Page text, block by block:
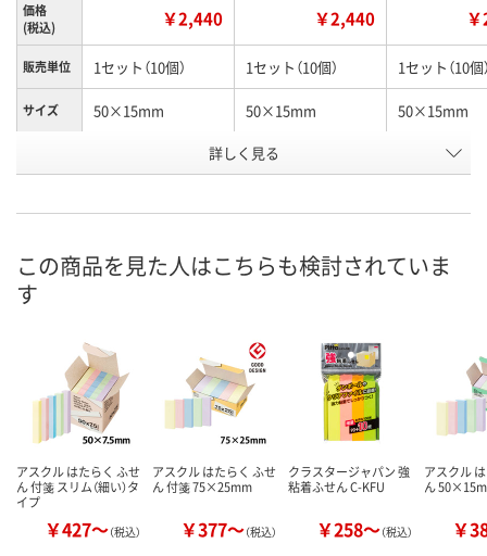
価格
(税込)
￥2,440 ￥2,440
販売単位 1セット（10個） 1セット（10個） 1セット（10個
サイズ 50×15mm 50×15mm 50×15mm
ネオンカラーアソー
ト
パステルカラーアソ
ート
ビビットカ
ート
お申込番
在庫 直送品 直送品 直送品
数量 数量
カゴへ
お取り扱い
詳しく見る
この商品を見た人はこちらも検討されていま
す
アスクル はたらく ふせ
ん 付箋 スリム（細い）タ
イプ
￥427～（税込）
アスクル はたらく ふせ
ん 付箋 75×25mm
￥377～（税込）
クラスタージャパン 強
粘着ふせん C-KFU
￥258～（税込）
アスクル
ん
￥